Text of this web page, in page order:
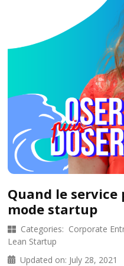
Quand le service
mode startup
Categories: Corporate
Lean Startup
Updated on: July 28, 2021